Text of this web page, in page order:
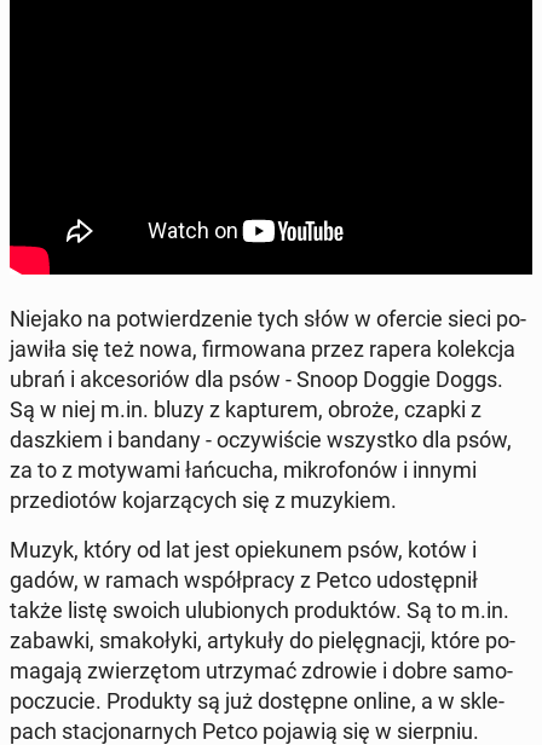
Niejako na po­twier­dze­nie tych słów w ofercie sieci po­
ja­wi­ła się też nowa, fir­mo­wa­na przez rapera ko­lek­cja
ubrań i ak­ce­so­riów dla psów - Snoop Doggie Doggs.
Są w niej m.in. bluzy z kap­tu­rem, obroże, czapki z
dasz­kiem i bandany - oczy­wi­ście wszyst­ko dla psów,
za to z mo­ty­wa­mi łań­cu­cha, mi­kro­fo­nów i innymi
przed­io­tów ko­ja­rzą­cych się z mu­zy­kiem.
Muzyk, który od lat jest opie­ku­nem psów, kotów i
gadów, w ramach współ­pra­cy z Petco udo­stęp­nił
także listę swoich ulu­bio­nych pro­duk­tów. Są to m.in.
zabawki, sma­ko­ły­ki, ar­ty­ku­ły do pie­lę­gna­cji, które po­
ma­ga­ją zwie­rzę­tom utrzy­mać zdrowie i dobre sa­mo­
po­czu­cie. Pro­duk­ty są już do­stęp­ne online, a w skle­
pach sta­cjo­nar­nych Petco pojawią się w sierp­niu.